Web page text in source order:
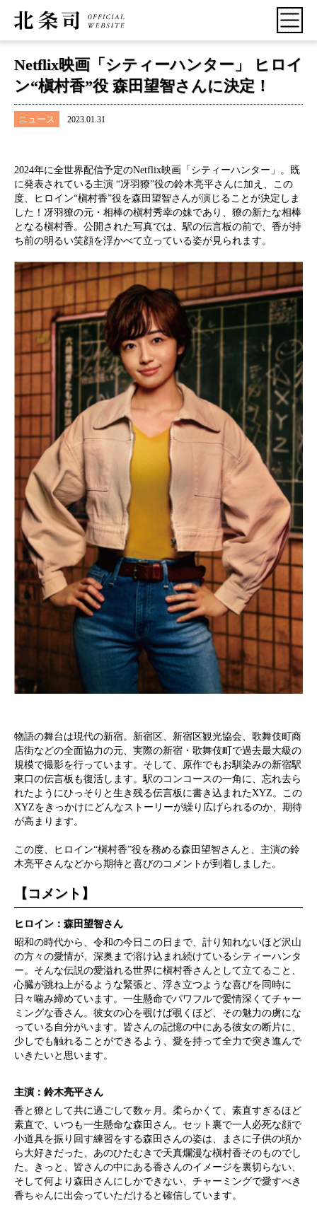
Netflix映画「シティーハンター」 ヒロイ
ン“槇村香”役 森田望智さんに決定！
ニュース 2023.01.31
2024年に全世界配信予定のNetflix映画「シティーハンター」。既
に発表されている主演 “冴羽獠”役の鈴木亮平さんに加え、この
度、ヒロイン“槇村香”役を森田望智さんが演じることが決定しま
した！冴羽獠の元・相棒の槇村秀幸の妹であり、獠の新たな相棒
となる槇村香。公開された写真では、駅の伝言板の前で、香が持
ち前の明るい笑顔を浮かべて立っている姿が見られます。
物語の舞台は現代の新宿。新宿区、新宿区観光協会、歌舞伎町商
店街などの全面協力の元、実際の新宿・​​歌舞伎町で過去最大級の
規模で撮影を行っています。そして、原作でもお馴染みの新宿駅
東口の伝言板も復活します。駅のコンコースの一角に、忘れ去ら
れたようにひっそりと生き残る伝言板に書き込まれたXYZ。この
XYZをきっかけにどんなストーリーが繰り広げられるのか、期待
が高まります。
この度、ヒロイン“槇村香”役を務める森田望智さんと、主演の鈴
木亮平さんなどから期待と喜びのコメントが到着しました。
【コメント】
ヒロイン：森田望智さん
昭和の時代から、令和の今日この日まで、計り知れないほど沢山
の方々の愛情が、深奥まで溶け込まれ続けているシティーハンタ
ー。そんな伝説の愛溢れる世界に槇村香さんとして立てること、
心臓が跳ね上がるような緊張と、浮き立つような喜びを同時に
日々噛み締めています。一生懸命でパワフルで愛情深くてチャー
ミングな香さん。彼女の心を覗けば覗くほど、その魅力の虜にな
っている自分がいます。皆さんの記憶の中にある彼女の断片に、
少しでも触れることができるよう、愛を持って全力で突き進んで
いきたいと思います。
主演：鈴木亮平さん
香と獠として共に過ごして数ヶ月。柔らかくて、素直すぎるほど
素直で、いつも一生懸命な森田さん。セット裏で一人必死な顔で
小道具を振り回す練習をする森田さんの姿は、まさに子供の頃か
ら大好きだった、あのひたむきで天真爛漫な槇村香そのものでし
た。きっと、皆さんの中にある香さんのイメージを裏切らない、
そして何より森田さんにしかできない、チャーミングで愛すべき
香ちゃんに出会っていただけると確信しています。